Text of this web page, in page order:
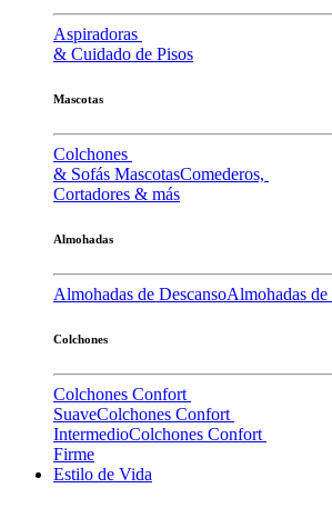
Aspiradoras
& Cuidado de Pisos
Mascotas
Colchones
& Sofás MascotasComederos,
Cortadores & más
Almohadas
Almohadas de DescansoAlmohadas de
Colchones
Colchones Confort
SuaveColchones Confort
IntermedioColchones Confort
Firme
Estilo de Vida